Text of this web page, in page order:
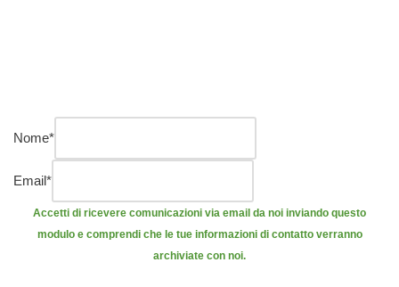
Nome*
Email*
Accetti di ricevere comunicazioni via email da noi inviando questo
modulo e comprendi che le tue informazioni di contatto verranno
archiviate con noi.